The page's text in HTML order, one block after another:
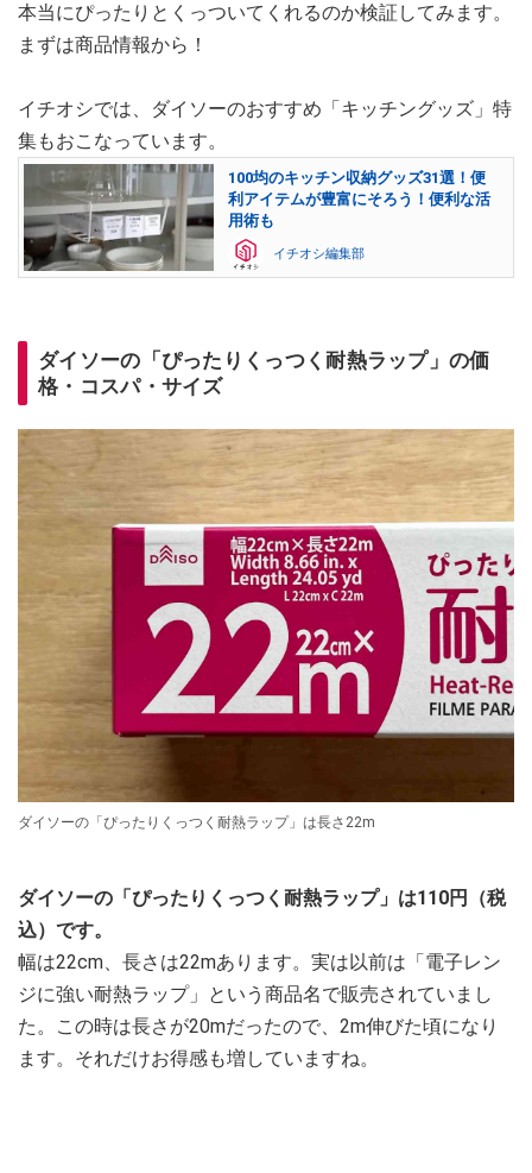
本当にぴったりとくっついてくれるのか検証してみます。
まずは商品情報から！
イチオシでは、ダイソーのおすすめ「キッチングッズ」特
集もおこなっています。
100均のキッチン収納グッズ31選！便
利アイテムが豊富にそろう！便利な活
用術も
イチオシ編集部
ダイソーの「ぴったりくっつく耐熱ラップ」の価
格・コスパ・サイズ
ダイソーの「ぴったりくっつく耐熱ラップ」は長さ22m
ダイソーの「ぴったりくっつく耐熱ラップ」は110円（税
込）です。
幅は22cm、長さは22mあります。実は以前は「電子レン
ジに強い耐熱ラップ」という商品名で販売されていまし
た。この時は長さが20mだったので、2m伸びた頃になり
ます。それだけお得感も増していますね。